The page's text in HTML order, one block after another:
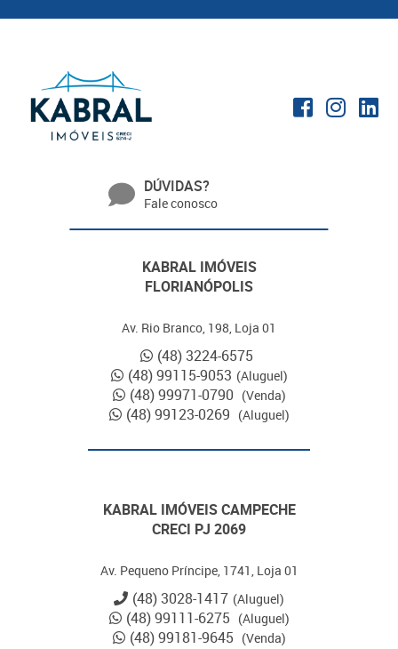
DÚVIDAS?
Fale conosco
KABRAL IMÓVEIS
FLORIANÓPOLIS
Av. Rio Branco, 198, Loja 01
(48) 3224-6575
(48) 99115-9053 (Aluguel)
(48) 99971-0790 (Venda)
(48) 99123-0269 (Aluguel)
KABRAL IMÓVEIS CAMPECHE
CRECI PJ 2069
Av. Pequeno Príncipe, 1741, Loja 01
(48) 3028-1417 (Aluguel)
(48) 99111-6275 (Aluguel)
(48) 99181-9645 (Venda)